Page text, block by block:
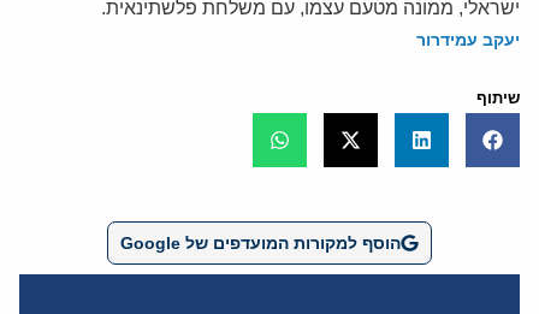
ישראלי, ממונה מטעם עצמו, עם משלחת פלשתינאית.
יעקב עמידרור
שיתוף
הוסף למקורות המועדפים של Google